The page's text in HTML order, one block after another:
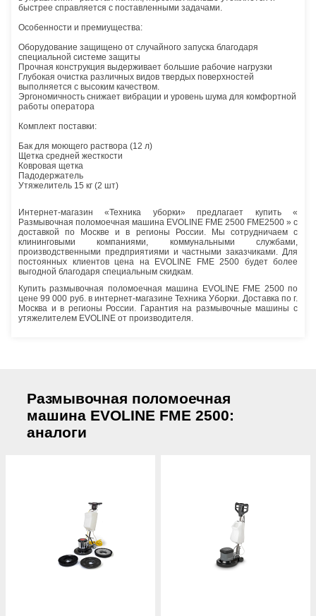
быстрее справляется с поставленными задачами.
Особенности и премиущества:
Оборудование защищено от случайного запуска благодаря
специальной системе защиты
Прочная конструкция выдерживает большие рабочие нагрузки
Глубокая очистка различных видов твердых поверхностей
выполняется с высоким качеством.
Эргономичность снижает вибрации и уровень шума для комфортной
работы оператора
Комплект поставки:
Бак для моющего раствора (12 л)
Щетка средней жесткости
Ковровая щетка
Падодержатель
Утяжелитель 15 кг (2 шт)
Интернет-магазин «Техника уборки» предлагает купить «
Размывочная поломоечная машина EVOLINE FME 2500 FME2500 » с
доставкой по Москве и в регионы России. Мы сотрудничаем с
клининговыми компаниями, коммунальными службами,
производственными предприятиями и частными заказчиками. Для
постоянных клиентов цена на EVOLINE FME 2500 будет более
выгодной благодаря специальным скидкам.
Купить размывочная поломоечная машина EVOLINE FME 2500 по
цене 99 000 руб. в интернет-магазине Техника Уборки. Доставка по г.
Москва и в регионы России. Гарантия на размывочные машины с
утяжелителем EVOLINE от производителя.
Размывочная поломоечная
машина EVOLINE FME 2500:
аналоги